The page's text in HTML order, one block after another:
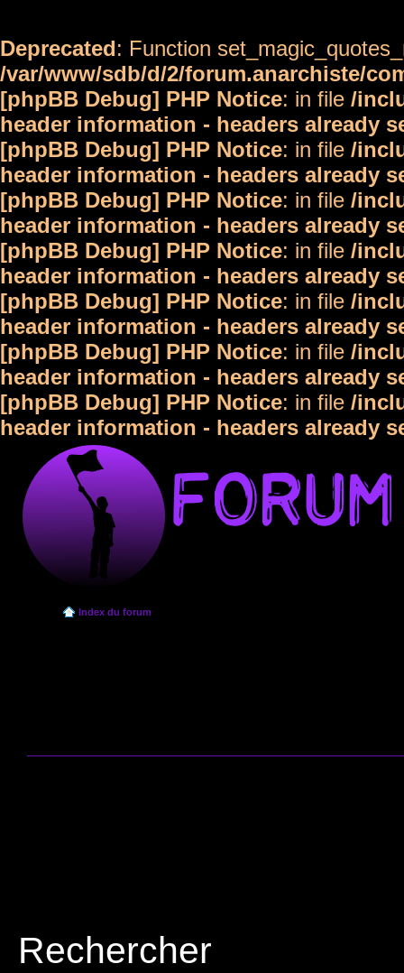
Deprecated: Function
/var/www/sdb/d/2/forum.anarchiste/
[phpBB Debug] PHP Notice: in file /
header information - headers already
[phpBB Debug] PHP Notice: in file /
header information - headers already
[phpBB Debug] PHP Notice: in file /
header information - headers already
[phpBB Debug] PHP Notice: in file /
header information - headers already
[phpBB Debug] PHP Notice: in file /
header information - headers already
[phpBB Debug] PHP Notice: in file /
header information - headers already
[phpBB Debug] PHP Notice: in file /
header information - headers already
Index du forum
Rechercher